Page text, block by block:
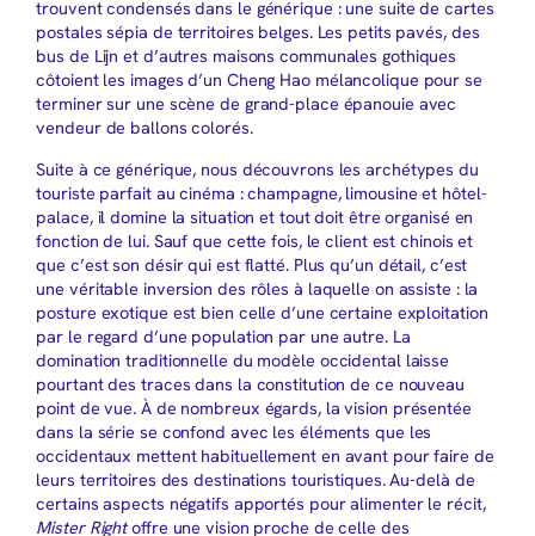
trouvent condensés dans le générique : une suite de cartes
postales sépia de territoires belges. Les petits pavés, des
bus de Lijn et d’autres maisons communales gothiques
côtoient les images d’un Cheng Hao mélancolique pour se
terminer sur une scène de grand-place épanouie avec
vendeur de ballons colorés.
Suite à ce générique, nous découvrons les archétypes du
touriste parfait au cinéma : champagne, limousine et hôtel-
palace, il domine la situation et tout doit être organisé en
fonction de lui. Sauf que cette fois, le client est chinois et
que c’est son désir qui est flatté. Plus qu’un détail, c’est
une véritable inversion des rôles à laquelle on assiste : la
posture exotique est bien celle d’une certaine exploitation
par le regard d’une population par une autre. La
domination traditionnelle du modèle occidental laisse
pourtant des traces dans la constitution de ce nouveau
point de vue. À de nombreux égards, la vision présentée
dans la série se confond avec les éléments que les
occidentaux mettent habituellement en avant pour faire de
leurs territoires des destinations touristiques. Au-delà de
certains aspects négatifs apportés pour alimenter le récit,
Mister Rightoffre une vision proche de celle des